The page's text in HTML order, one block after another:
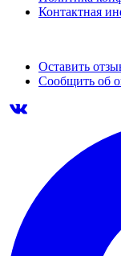
Контактная
Оставить
Сообщить об